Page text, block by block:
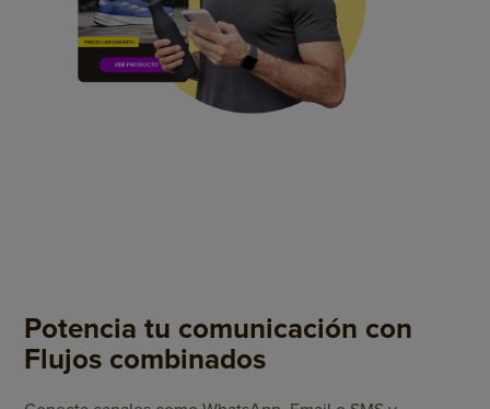
Potencia tu comunicación con
Flujos combinados